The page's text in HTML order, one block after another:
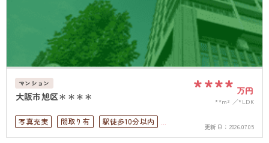
マンション
大阪市旭区＊＊＊＊ **** 万円
**m² *LDK
写真充実 間取り有
駅徒歩10分以内
高層階
上下水道完備
更新日： 2026.07.05